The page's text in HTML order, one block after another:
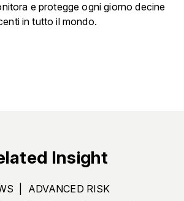
e protegge ogni giorno decine
in tutto il mondo.
Insight
ADVANCED RISK